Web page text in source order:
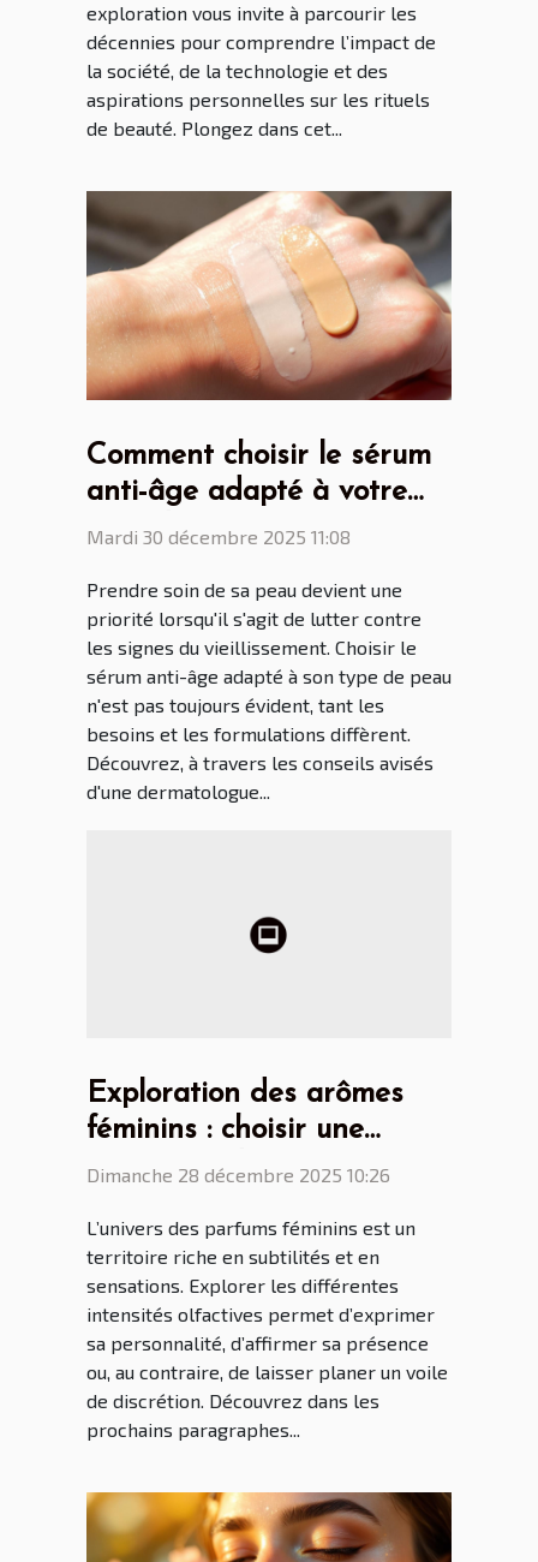
exploration vous invite à parcourir les
décennies pour comprendre l’impact de
la société, de la technologie et des
aspirations personnelles sur les rituels
de beauté. Plongez dans cet...
Comment choisir le sérum
anti-âge adapté à votre
type de peau ?
Mardi 30 décembre 2025 11:08
Prendre soin de sa peau devient une
priorité lorsqu'il s'agit de lutter contre
les signes du vieillissement. Choisir le
sérum anti-âge adapté à son type de peau
n'est pas toujours évident, tant les
besoins et les formulations diffèrent.
Découvrez, à travers les conseils avisés
d'une dermatologue...
Exploration des arômes
féminins : choisir une
intensité adaptée ?
Dimanche 28 décembre 2025 10:26
L’univers des parfums féminins est un
territoire riche en subtilités et en
sensations. Explorer les différentes
intensités olfactives permet d’exprimer
sa personnalité, d’affirmer sa présence
ou, au contraire, de laisser planer un voile
de discrétion. Découvrez dans les
prochains paragraphes...